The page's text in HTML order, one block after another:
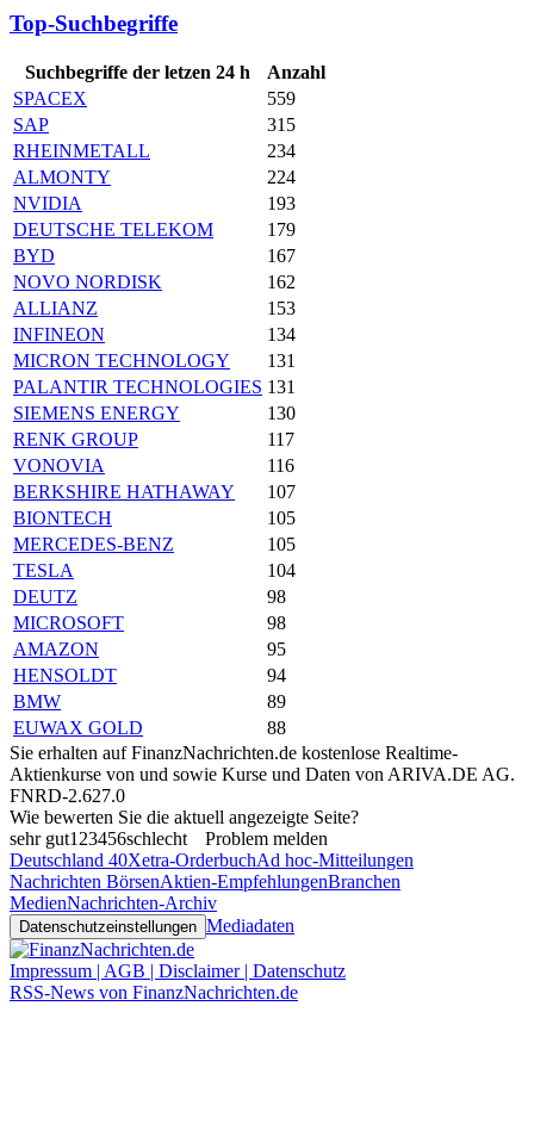
Top-Suchbegriffe
Suchbegriffe der letzen 24 h
Anzahl
SPACEX
559
SAP
315
RHEINMETALL
234
ALMONTY
224
NVIDIA
193
DEUTSCHE TELEKOM
179
BYD
167
NOVO NORDISK
162
ALLIANZ
153
INFINEON
134
MICRON TECHNOLOGY
131
PALANTIR TECHNOLOGIES 131
SIEMENS ENERGY
130
RENK GROUP
117
VONOVIA
116
BERKSHIRE HATHAWAY
107
BIONTECH
105
MERCEDES-BENZ
105
TESLA
104
DEUTZ
98
MICROSOFT
98
AMAZON
95
HENSOLDT
94
BMW
89
EUWAX GOLD
88
Sie erhalten auf FinanzNachrichten.de kostenlose Realtime-
Aktienkurse von und sowie Kurse und Daten von ARIVA.DE AG.
FNRD-2.627.0
Wie bewerten Sie die aktuell angezeigte Seite?
sehr gut1 23456schlecht
Problem melden
Deutschland 40Xetra-OrderbuchAd hoc-Mitteilungen
Nachrichten BörsenAktien-EmpfehlungenBranchen
MedienNachrichten-Archiv
Datenschutzeinstellungen Mediadaten
Impressum | AGB | Disclaimer | Datenschutz
RSS-News von FinanzNachrichten.de